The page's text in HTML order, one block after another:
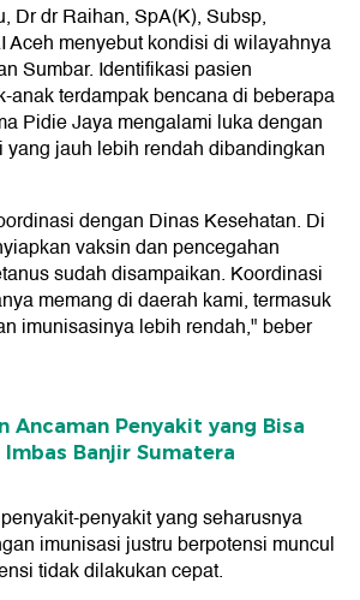
Dr dr Raihan, SpA(K), Subsp,
Aceh menyebut kondisi di wilayahnya
Sumbar. Identifikasi pasien
anak terdampak bencana di beberapa
Pidie Jaya mengalami luka dengan
jauh lebih rendah dibandingkan
dengan Dinas Kesehatan. Di
vaksin dan pencegahan
sudah disampaikan. Koordinasi
memang di daerah kami, termasuk
imunisasinya lebih rendah," beber
Ancaman Penyakit yang Bisa
Imbas Banjir Sumatera
penyakit yang seharusnya
imunisasi justru berpotensi muncul
tidak dilakukan cepat.